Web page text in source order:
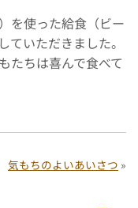
を使った給食（ビー
ていただきました。
たちは喜んで食べて
気もちのよいあいさつ »